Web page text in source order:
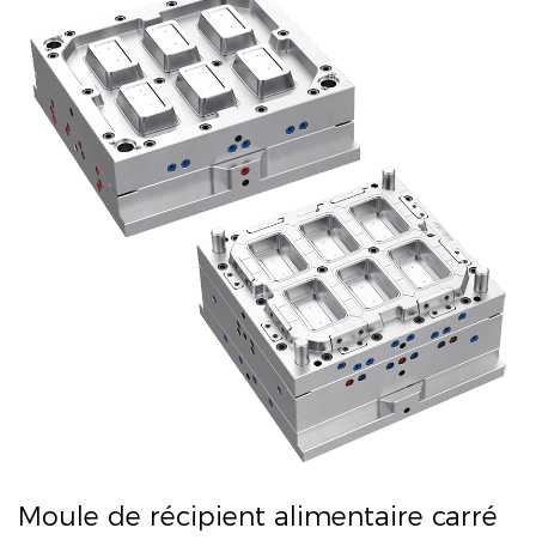
Moule de récipient alimentaire carré